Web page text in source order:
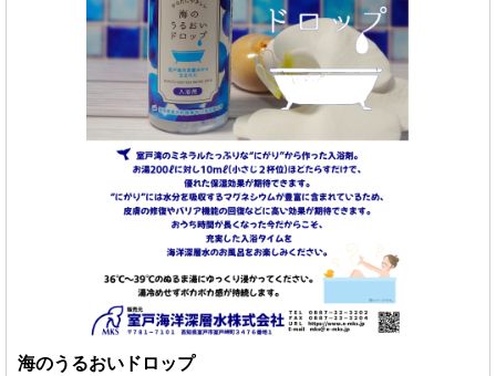
海のうるおいドロップ